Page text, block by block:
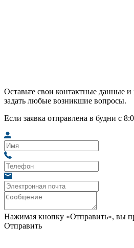
Оставьте свои контактные данные
задать любые возникшие вопросы.
Если заявка отправлена в будни с
Нажимая кнопку «Отправить», вы
Отправить